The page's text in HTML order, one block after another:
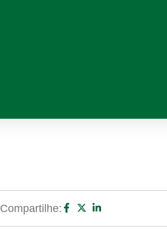
Compartilhe: